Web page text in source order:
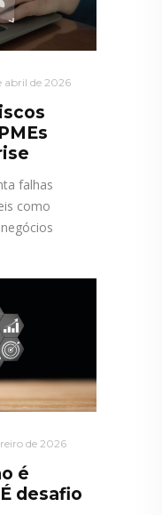
abril de 2026
falhas
como
de 2026
é
desafio